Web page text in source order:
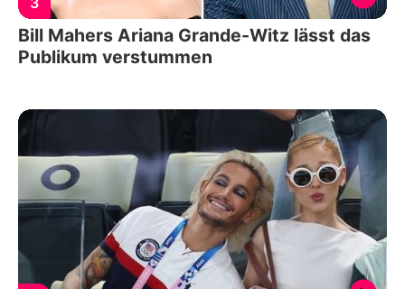
Bill Mahers Ariana Grande-Witz lässt das
Publikum verstummen